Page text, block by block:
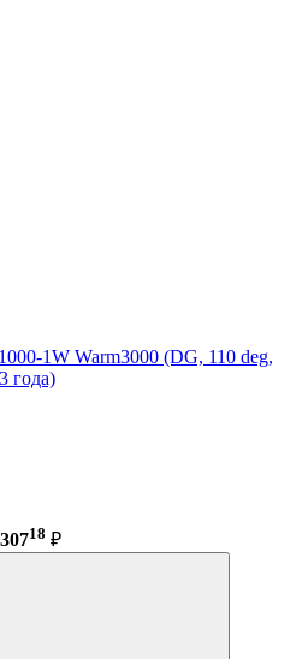
1W Warm3000 (DG, 110 deg,
года)
18 ₽